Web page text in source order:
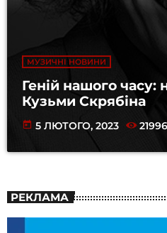
МУЗИЧНІ НОВИНИ
Геній нашого часу:
Кузьми Скрябіна
today 5 ЛЮТОГО, 2023 21996
РЕКЛАМА